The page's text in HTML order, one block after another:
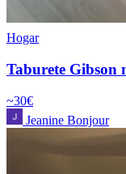
Hogar
Taburete Gibson
~30€
Jeanine Bonjour